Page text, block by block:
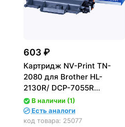
603 ₽
Картридж NV-Print TN-
2080 для Brother HL-
2130R/ DCP-7055R
(700стр.)
В наличии (1)
Есть аналоги
код товара: 25077